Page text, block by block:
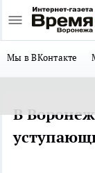
Мы в ВКонтакте
В